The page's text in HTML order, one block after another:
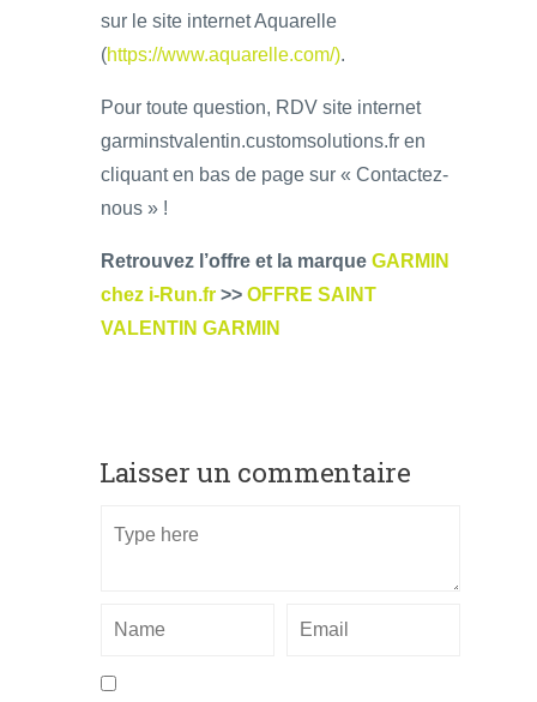
sur le site internet Aquarelle
(https://www.aquarelle.com/).
Pour toute question, RDV site internet
garminstvalentin.customsolutions.fr en
cliquant en bas de page sur « Contactez-
nous » !
Retrouvez l’offre et la marque GARMIN
chez i-Run.fr >> OFFRE SAINT
VALENTIN GARMIN
Laisser un commentaire